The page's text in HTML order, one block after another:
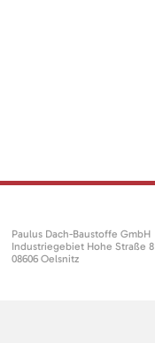
Paulus Dach-Baustoffe GmbH
Industriegebiet Hohe Straße 8
08606 Oelsnitz